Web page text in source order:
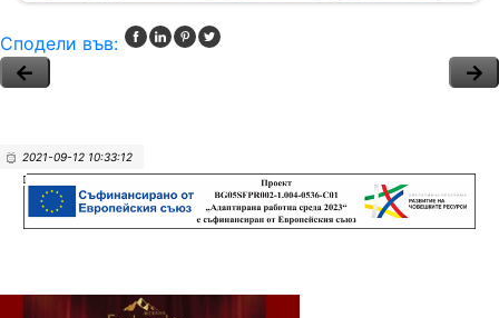
Сподели във:
2021-09-12 10:33:12